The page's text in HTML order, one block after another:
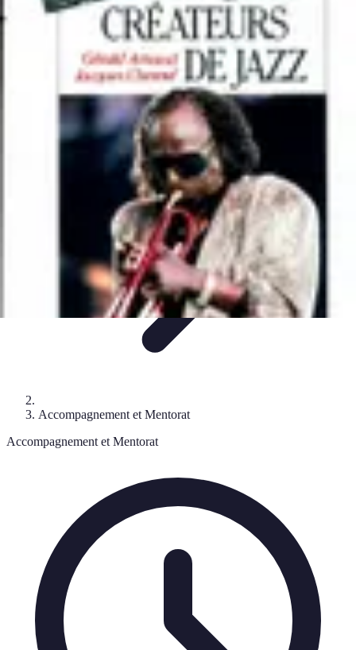
Guidance Créateurs
Guidance et Mentorat
Outils et RessourcesAccompagnement et
Avis d'ExpertsInspiration
Guidance Créateurs
Accompagnement et Mentorat
Accompagnement et Mentorat